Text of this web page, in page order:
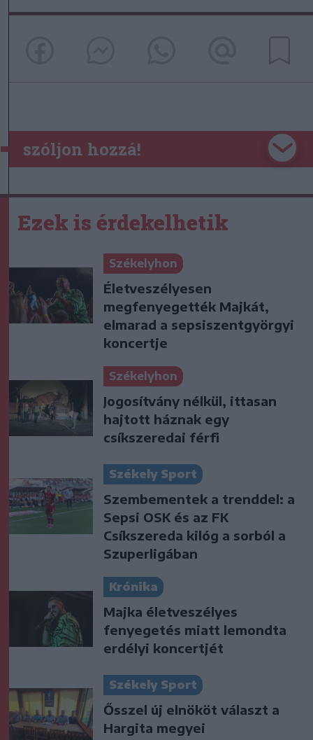
szóljon hozzá!
Ezek is érdekelhetik
Székelyhon
Életveszélyesen
megfenyegették Majkát,
elmarad a sepsiszentgyörgyi
koncertje
Székelyhon
Jogosítvány nélkül, ittasan
hajtott háznak egy
csíkszeredai férfi
Székely Sport
Szembementek a trenddel: a
Sepsi OSK és az FK
Csíkszereda kilóg a sorból a
Szuperligában
Krónika
Majka életveszélyes
fenyegetés miatt lemondta
erdélyi koncertjét
Székely Sport
Ősszel új elnököt választ a
Hargita megyei